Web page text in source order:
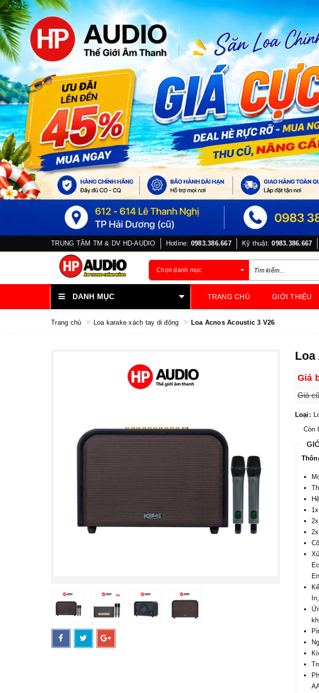
TRUNG TÂM TM & DV HD-AUDIO Hotline: 0983.386.667 Kỹ thuật:0983.386.667
Chọn danh mục
DANH MỤC TRANG CHỦ GIỚI THIỆU
Trang chủ Loa karake xách tay di động Loa Acnos Acoustic 3 V26
Loa
Giá
Giá
Loại:
Còn